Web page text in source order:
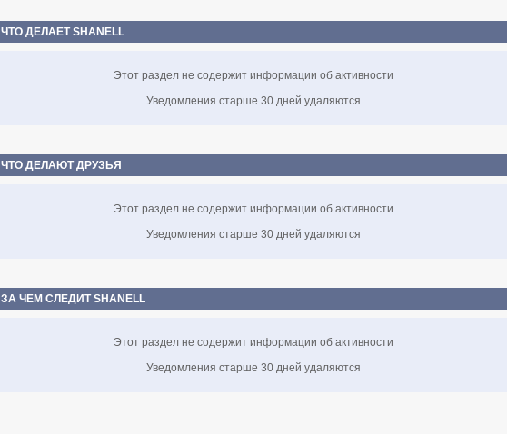
ЧТО ДЕЛАЕТ SHANELL
Этот раздел не содержит информации об активности
Уведомления старше 30 дней удаляются
ЧТО ДЕЛАЮТ ДРУЗЬЯ
Этот раздел не содержит информации об активности
Уведомления старше 30 дней удаляются
ЗА ЧЕМ СЛЕДИТ SHANELL
Этот раздел не содержит информации об активности
Уведомления старше 30 дней удаляются